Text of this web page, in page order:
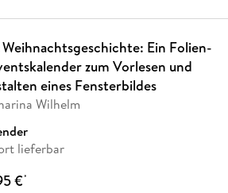
Ein Folien-
zum Vorlesen und
eines Fensterbildes
Wilhelm
lieferbar
€*